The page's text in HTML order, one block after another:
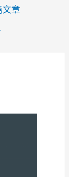
文章